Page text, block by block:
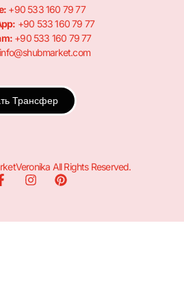
+90 533 160 79 77
+90 533 160 79 77
+90 533 160 79 77
info@shubmarket.com
Трансфер
All Rights Reserved.
F
I
P